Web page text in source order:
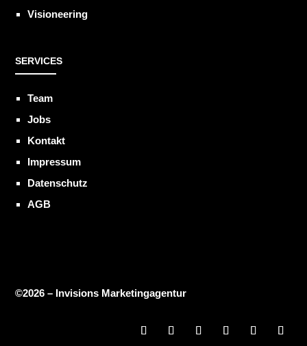
Visioneering
SERVICES
Team
Jobs
Kontakt
Impressum
Datenschutz
AGB
©2026 – Invisions Marketingagentur